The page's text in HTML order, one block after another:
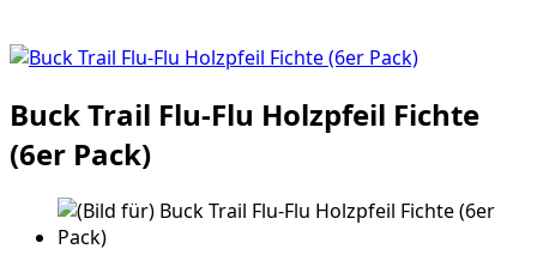
Buck Trail Flu-Flu Holzpfeil Fichte
(6er Pack)